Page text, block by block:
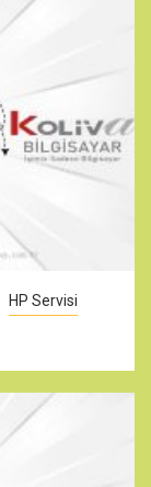
HP Servisi